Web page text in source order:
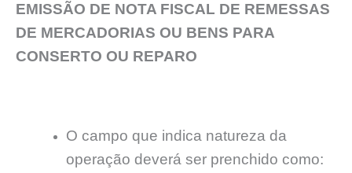
EMISSÃO DE NOTA FISCAL DE REMESSAS
DE MERCADORIAS OU BENS PARA
CONSERTO OU REPARO
O campo que indica natureza da
operação deverá ser prenchido como: